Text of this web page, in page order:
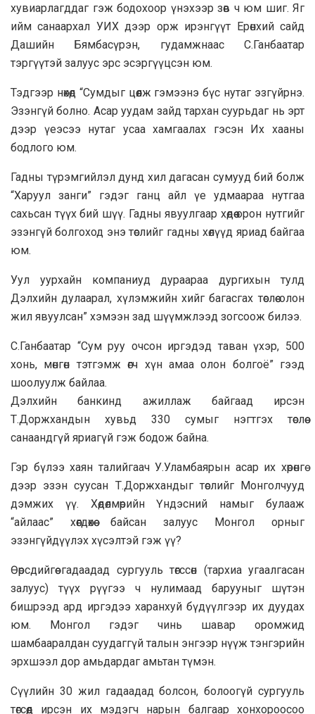
хувиарлагддаг гэж бодохоор үнэхээр зөв ч юм шиг. Яг
ийм санаархал УИХ дээр орж ирэнгүүт Ерөнхий сайд
Дашийн Бямбасүрэн, гудамжнаас С.Ганбаатар
тэргүүтэй залуус эрс эсэргүүцсэн юм.
Тэдгээр нөхөд “Сумдыг цөөлж гэмээнэ бүс нутаг эзгүйрнэ.
Эзэнгүй болно. Асар уудам зайд тархан суурьдаг нь эрт
дээр үеэсээ нутаг усаа хамгаалах гэсэн Их хааны
бодлого юм.
Гадны түрэмгийлэл дунд хил дагасан сумууд бий болж
“Харуул занги” гэдэг ганц айл үе удмаараа нутгаа
сахьсан түүх бий шүү. Гадны явуулгаар хөдөө орон нутгийг
эзэнгүй болгоход энэ төслийг гадны хөлүүд яриад байгаа
юм.
Уул уурхайн компаниуд дураараа дургихын тулд
Дэлхийн дулаарал, хүлэмжийн хийг багасгах төслөө олон
жил явуулсан” хэмээн зад шүүмжлээд зогсоож билээ.
С.Ганбаатар “Сум руу очсон иргэдэд таван үхэр, 500
хонь, мөнгөн тэтгэмж өгч хүн амаа олон болгоё” гээд
шоолуулж байлаа.
Дэлхийн банкинд ажиллаж байгаад ирсэн
Т.Доржхандын хувьд 330 сумыг нэгтгэх төслөө
санаандгүй яриагүй гэж бодож байна.
Гэр бүлээ хаян талийгаач У.Уламбаярын асар их хөрөнгө
дээр эзэн суусан Т.Доржхандыг төслийг Монголчууд
дэмжих үү. Хөдөлмөрийн Үндэсний намыг булааж
“айлаас” хөөгдөхөө байсан залуус Монгол орныг
эзэнгүйдүүлэх хүсэлтэй гэж үү?
Өөрсдийгөө гадаадад сургууль төгссөн (тархиа угаалгасан
залуус) түүх рүүгээ ч нулимаад барууныг шүтэн
бишрээд ард иргэдээ харанхуй бүдүүлгээр их дуудах
юм. Монгол гэдэг чинь шавар оромжид
шамбааралдан суудаггүй талын энгээр нүүж тэнгэрийн
эрхшээл дор амьдардаг амьтан түмэн.
Сүүлийн 30 жил гадаадад болсон, болоогүй сургууль
төгсөөд ирсэн их мэдэгч нарын балгаар хонхороосоо